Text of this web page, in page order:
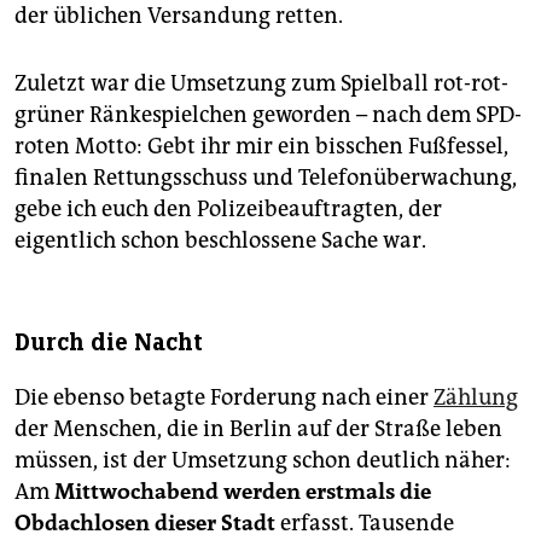
der üblichen Versandung retten.
Zuletzt war die Umsetzung zum Spielball rot-rot-
grüner Ränkespielchen geworden – nach dem SPD-
roten Motto: Gebt ihr mir ein bisschen Fußfessel,
finalen Rettungsschuss und Telefonüberwachung,
gebe ich euch den Polizeibeauftragten, der
eigentlich schon beschlossene Sache war.
Durch die Nacht
Die ebenso betagte Forderung nach einerZählung
der Menschen, die in Berlin auf der Straße leben
müssen, ist der Umsetzung schon deutlich näher:
AmMittwochabend werden erstmals die
Obdachlosen dieser Stadterfasst. Tausende